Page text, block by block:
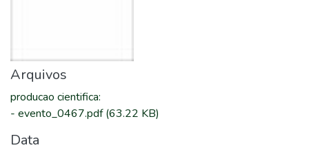
Arquivos
producao cientifica:
- evento_0467.pdf(63.22 KB)
Data